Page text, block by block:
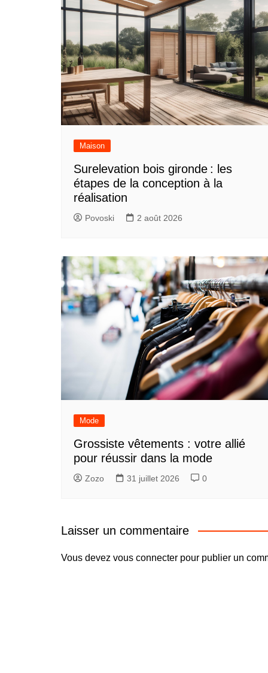
Maison
Surelevation bois gironde : les
étapes de la conception à la
réalisation
Povoski 2 août 2026
Mode
Grossiste vêtements : votre allié
pour réussir dans la mode
Zozo 31 juillet 2026 0
Laisser un commentaire
Vous devez vous connecter pour publier un